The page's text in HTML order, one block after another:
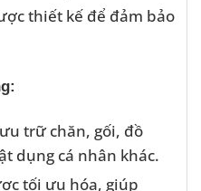
thiết kế để đảm bảo
trữ chăn, gối, đồ
dụng cá nhân khác.
tối ưu hóa, giúp